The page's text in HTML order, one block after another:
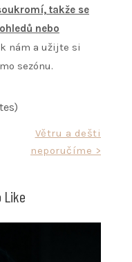
takže se
nebo
nám a užijte si
sezónu.
Větru a dešti
neporučíme >
Like